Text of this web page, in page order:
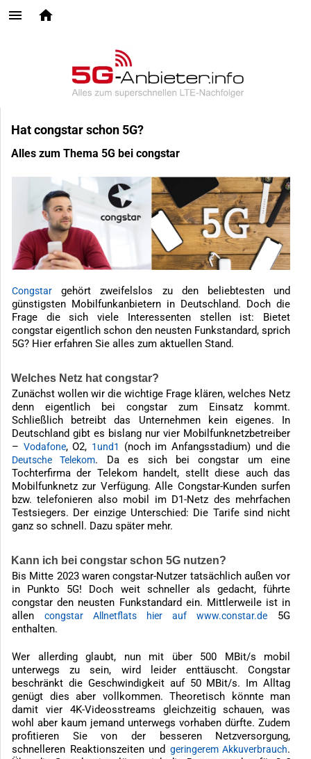
Hat congstar schon 5G?
Alles zum Thema 5G bei congstar
Congstar gehört zweifelslos zu den beliebtesten und
günstigsten Mobilfunkanbietern in Deutschland. Doch die
Frage die sich viele Interessenten stellen ist: Bietet
congstar eigentlich schon den neusten Funkstandard, sprich
5G? Hier erfahren Sie alles zum aktuellen Stand.
Welches Netz hat congstar?
Zunächst wollen wir die wichtige Frage klären, welches Netz
denn eigentlich bei congstar zum Einsatz kommt.
Schließlich betreibt das Unternehmen kein eigenes. In
Deutschland gibt es bislang nur vier Mobilfunknetzbetreiber
– Vodafone, O2, 1und1 (noch im Anfangsstadium) und die
Deutsche Telekom. Da es sich bei congstar um eine
Tochterfirma der Telekom handelt, stellt diese auch das
Mobilfunknetz zur Verfügung. Alle Congstar-Kunden surfen
bzw. telefonieren also mobil im D1-Netz des mehrfachen
Testsiegers. Der einzige Unterschied: Die Tarife sind nicht
ganz so schnell. Dazu später mehr.
Kann ich bei congstar schon 5G nutzen?
Bis Mitte 2023 waren congstar-Nutzer tatsächlich außen vor
in Punkto 5G! Doch weit schneller als gedacht, führte
congstar den neusten Funkstandard ein. Mittlerweile ist in
allencongstar Allnetflats hier auf www.constar.de 5G
enthalten.
Wer allerding glaubt, nun mit über 500 MBit/s mobil
unterwegs zu sein, wird leider enttäuscht. Congstar
beschränkt die Geschwindigkeit auf 50 MBit/s. Im Alltag
genügt dies aber vollkommen. Theoretisch könnte man
damit vier 4K-Videosstreams gleichzeitig schauen, was
wohl aber kaum jemand unterwegs vorhaben dürfte. Zudem
profitieren Sie von der besseren Netzversorgung,
schnelleren Reaktionszeiten und geringerem Akkuverbrauch.